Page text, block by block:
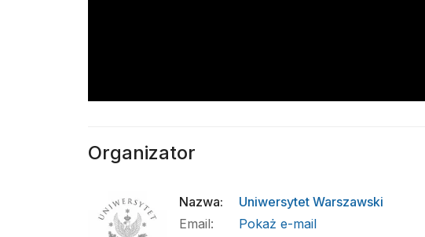
Organizator
Nazwa:
Uniwersytet Warszawski
Email:
Pokaż e-mail